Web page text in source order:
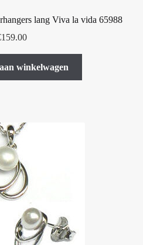
lang Viva la vida 65988
159.00
winkelwagen